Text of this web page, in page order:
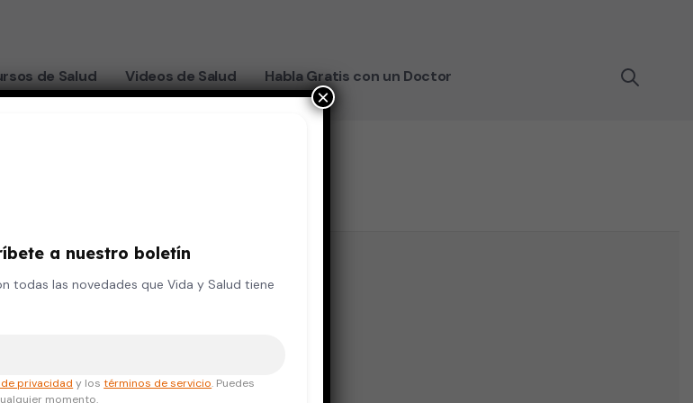
de Salud Videos de Salud Habla Gratis con un Doctor
a nuestro boletín
todas las novedades que Vida y Salud tiene
privacidad y lostérminos de servicio. Puedes
momento.
×